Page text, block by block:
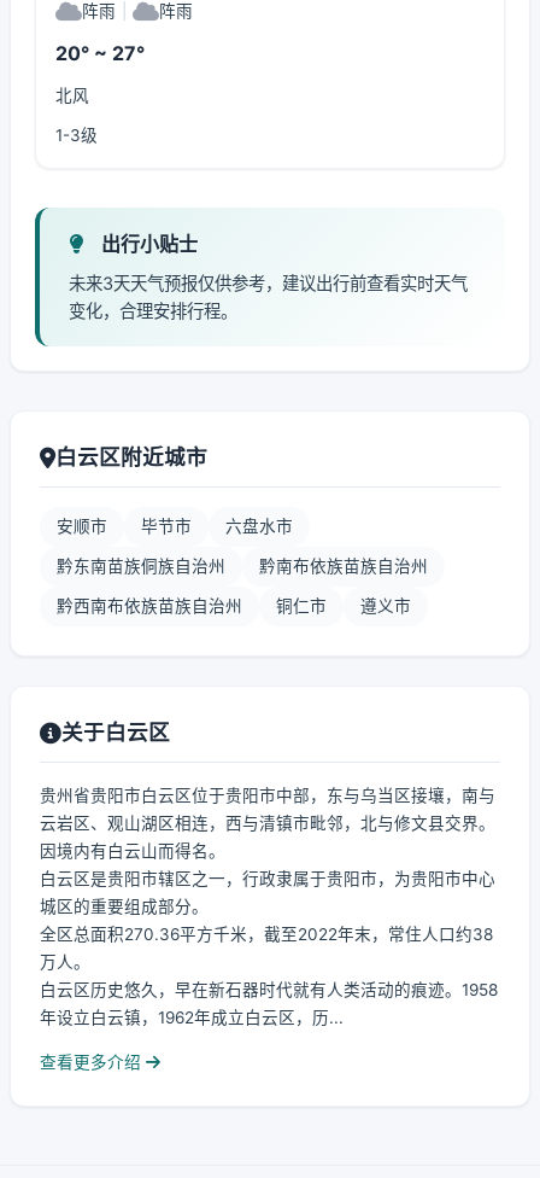
阵雨 阵雨
20° ~ 27°
北风
1-3级
出行小贴士
未来3天天气预报仅供参考，建议出行前查看实时天气
变化，合理安排行程。
白云区附近城市
安顺市 毕节市 六盘水市
黔东南苗族侗族自治州 黔南布依族苗族自治州
黔西南布依族苗族自治州 铜仁市 遵义市
关于白云区
贵州省贵阳市白云区位于贵阳市中部，东与乌当区接壤，南与
云岩区、观山湖区相连，西与清镇市毗邻，北与修文县交界。
因境内有白云山而得名。
白云区是贵阳市辖区之一，行政隶属于贵阳市，为贵阳市中心
城区的重要组成部分。
全区总面积270.36平方千米，截至2022年末，常住人口约38
万人。
白云区历史悠久，早在新石器时代就有人类活动的痕迹。1958
年设立白云镇，1962年成立白云区，历...
查看更多介绍